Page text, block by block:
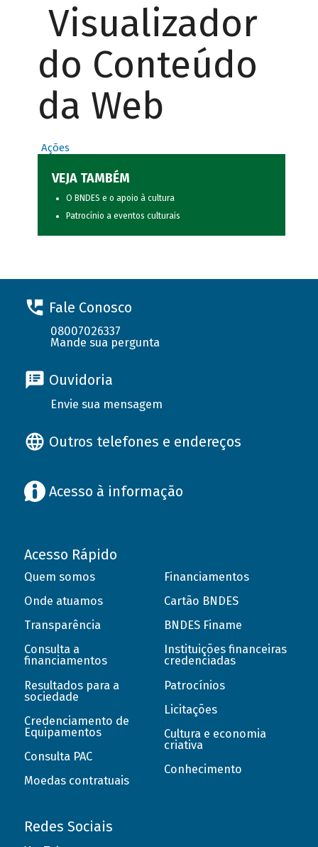
Visualizador
do Conteúdo
da Web
Ações
VEJA TAMBÉM
O BNDES e o apoio à cultura
Patrocínio a eventos culturais
Fale Conosco
08007026337
Mande sua pergunta
Ouvidoria
Envie sua mensagem
Outros telefones e endereços
Acesso à informação
Acesso Rápido
Quem somos
Onde atuamos
Transparência
Consulta a
financiamentos
Resultados para a
sociedade
Credenciamento de
Equipamentos
Consulta PAC
Moedas contratuais
Financiamentos
Cartão BNDES
BNDES Finame
Instituições financeiras
credenciadas
Patrocínios
Licitações
Cultura e economia
criativa
Conhecimento
Redes Sociais